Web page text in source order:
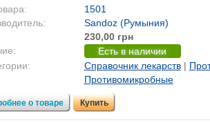
1501
Sandoz (Румыния)
230,00 грн
Есть в наличии
Справочник лекарств|
Противомикробные
о товаре Купить